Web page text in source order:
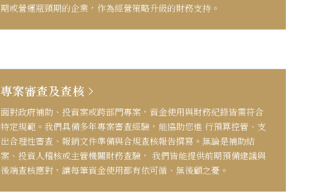
期或營運瓶頸期的企業，作為經營策略升級的財務支持。
專案審查及查核
面對政府補助、投資案或跨部門專案，資金使用與財務紀錄皆需符合
特定規範。我們具備多年專案審查經驗，能協助您進 行預算控管、支
出合理性審查、報銷文件準備與合規查核報告撰寫。無論是補助結
案、投資人稽核或主管機關財務查驗， 我們皆能提供前期預備建議與
後端查核應對，讓每筆資金使用都有依可循、無後顧之憂。